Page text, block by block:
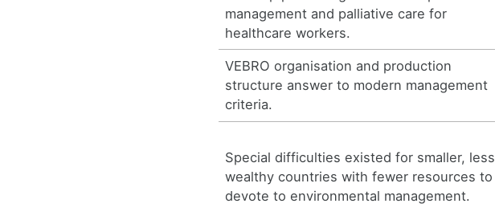
management and palliative care for
healthcare workers.
VEBRO organisation and production
structure answer to modern management
criteria.
Special difficulties existed for smaller, less
wealthy countries with fewer resources to
devote to environmental management.